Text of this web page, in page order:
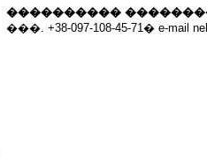
����������
���. +38-097-108-45-71� e-mail